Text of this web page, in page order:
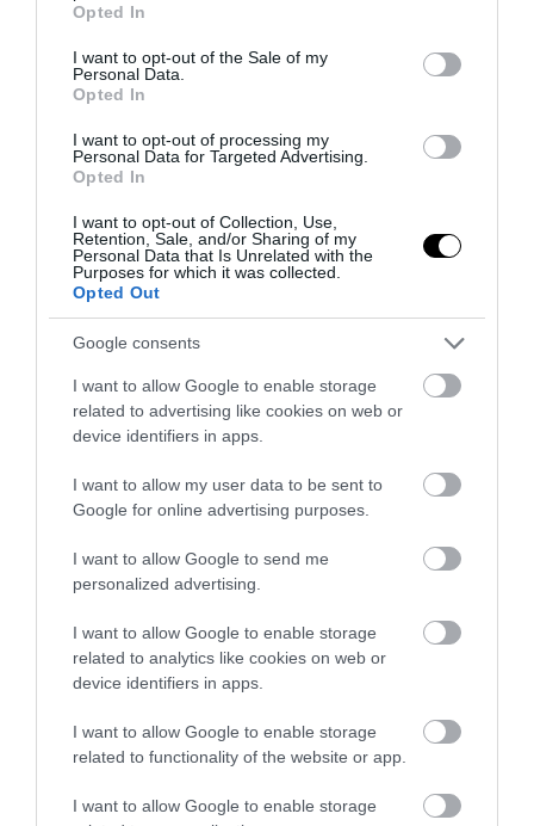
use your data for below specified purposes in below Google
consent section.
Opted In
I want to opt-out of the Sale of my
Personal Data.
Opted In
I want to opt-out of processing my
Personal Data for Targeted Advertising.
Opted In
I want to opt-out of Collection, Use,
Retention, Sale, and/or Sharing of my
Personal Data that Is Unrelated with the
Purposes for which it was collected.
Opted Out
Google consents
I want to allow Google to enable storage
related to advertising like cookies on web or
device identifiers in apps.
I want to allow my user data to be sent to
Google for online advertising purposes.
I want to allow Google to send me
personalized advertising.
I want to allow Google to enable storage
related to analytics like cookies on web or
device identifiers in apps.
I want to allow Google to enable storage
related to functionality of the website or app.
I want to allow Google to enable storage
ΤΕΛΕΥΤΑΙΕΣ ΕΙΔΗΣΕΙΣ
ΦΑΡΜΑΚΑ 07:41
ΗΠΑ: Εγκρίθηκε το πρώτο χάπι κατά της
χοληστερίνης που στοχεύει την PCSK9 – Μειώνει
έως και 60% την LDL
Δολοφονία Βρετανίδας: «Είχε έντονες
αντιδράσεις όταν ήταν έφηβος» λένε οι
ΚΟΣΜΟΣ
Ρωσία: Νεκρή 38χρονη Ιnfluencer μετά από
επέμβαση αυξητικής γλουτών (φώτο)
Tαϊλάνδη: Μαθητής άνοιξε πυρ σε σχολείο βόρεια
της Μπανγκόκ – Πληροφορίες για νεκρούς